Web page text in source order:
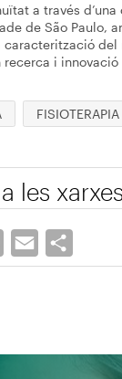
a través d’una
de São Paulo,
del
recerca i
FISIOTERAPIA
les
WhatsApp
Email